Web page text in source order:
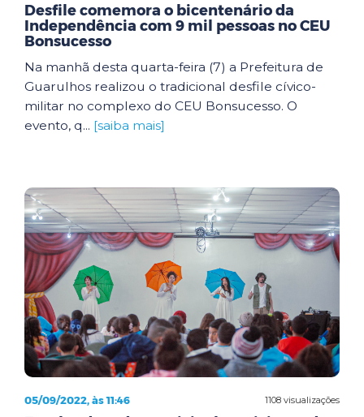
Desfile comemora o bicentenário da
Independência com 9 mil pessoas no CEU
Bonsucesso
Na manhã desta quarta-feira (7) a Prefeitura de
Guarulhos realizou o tradicional desfile cívico-
militar no complexo do CEU Bonsucesso. O
evento, q... [saiba mais]
1108 visualizações
05/09/2022, às 11:46